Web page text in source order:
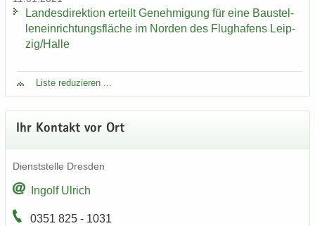
Lan­des­di­rek­ti­on er­teilt Ge­neh­mi­gung für eine Bau­stel­
len­ein­rich­tungs­flä­che im Nor­den des Flug­ha­fens Leip­
zig/Halle
Liste re­du­zie­ren ...
Ihr Kon­takt vor Ort
Dienst­stel­le Dres­den
In­golf Ul­rich
0351 825 - 1031